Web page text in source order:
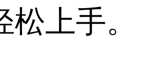
上手。